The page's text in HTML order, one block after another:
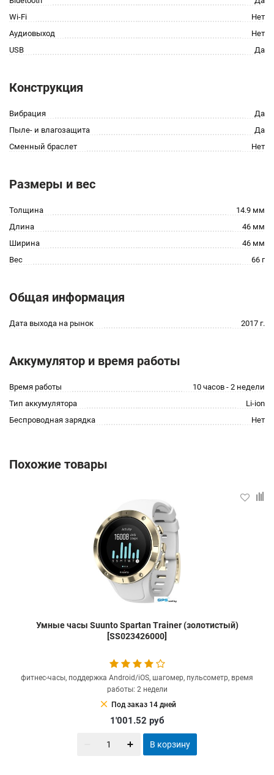
Wi-Fi
Нет
Аудиовыход
Нет
USB
Да
Конструкция
Вибрация
Да
Пыле- и влагозащита
Да
Сменный браслет
Нет
Размеры и вес
Толщина
14.9 мм
Длина
46 мм
Ширина
46 мм
Вес
66 г
Общая информация
Дата выхода на рынок 2017 г.
Аккумулятор и время работы
Время работы
10 часов - 2 недели
Тип аккумулятора
Li-ion
Беспроводная зарядка
Нет
Похожие товары
Умные часы Suunto Spartan Trainer (золотистый)
[SS023426000]
фитнес-часы, поддержка Android/iOS, шагомер, пульсометр, время
работы: 2 недели
clear Под заказ 14 дней
1'001.52 руб
В корзину